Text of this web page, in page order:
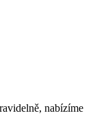
nabízíme